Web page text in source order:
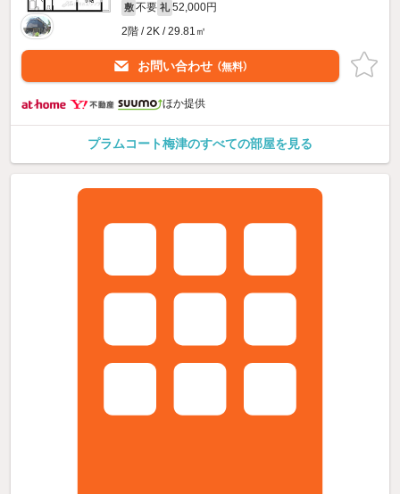
敷 不要 礼 52,000円
2階 / 2K / 29.81㎡
お問い合わせ （無料）
ほか提供
プラムコート梅津のすべての部屋を見る